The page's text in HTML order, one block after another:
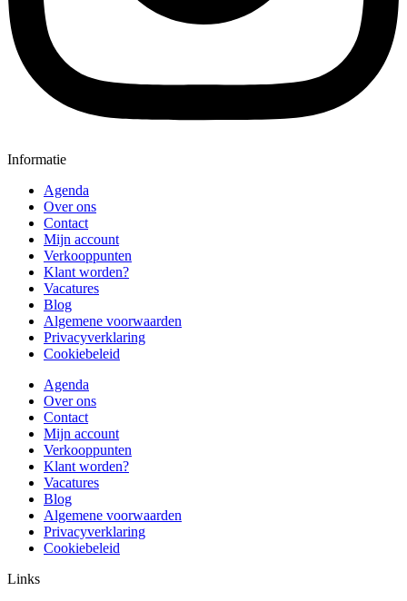
Informatie
Agenda
Over ons
Contact
Mijn account
Verkooppunten
Klant worden?
Vacatures
Blog
Algemene voorwaarden
Privacyverklaring
Cookiebeleid
Agenda
Over ons
Contact
Mijn account
Verkooppunten
Klant worden?
Vacatures
Blog
Algemene voorwaarden
Privacyverklaring
Cookiebeleid
Links